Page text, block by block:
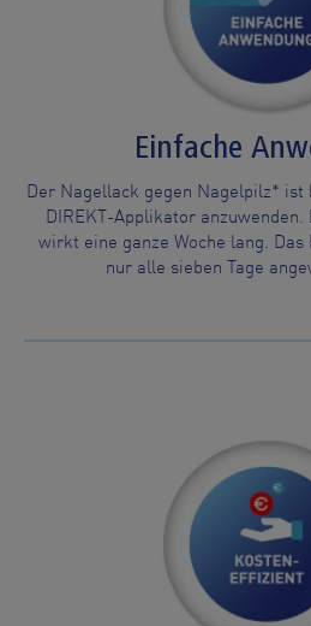
Einfache
Der Nagellack gegen Nagelpilz*
DIREKT-Applikator
wirkt eine ganze Woche lang.
nur alle sieben Tage